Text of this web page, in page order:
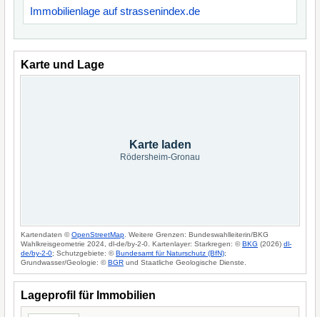
Immobilienlage auf strassenindex.de
Karte und Lage
Karte laden
Rödersheim-Gronau
Kartendaten ©OpenStreetMap . Weitere Grenzen: Bundeswahlleiterin/BKG
Wahlkreisgeometrie 2024, dl-de/by-2-0. Kartenlayer: Starkregen: ©BKG (2026) dl-
de/by-2-0; Schutzgebiete: ©Bundesamt für Naturschutz (BfN);
Grundwasser/Geologie: ©BGR und Staatliche Geologische Dienste.
Lageprofil für Immobilien